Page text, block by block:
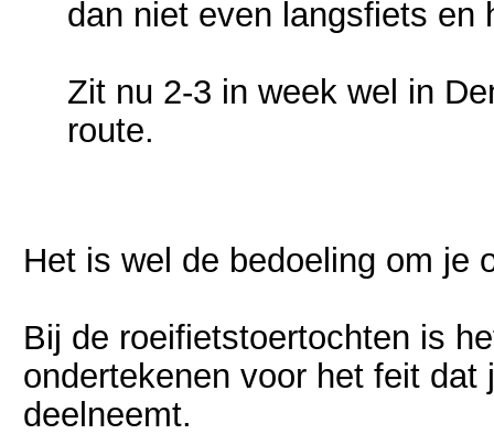
dan niet even langsfiets
Zit nu 2-3 in week wel in
route.
Het is wel de bedoeling om je
Bij de roeifietstoertochten is
ondertekenen voor het feit
deelneemt.